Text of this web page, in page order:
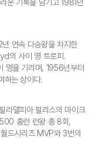
운 기록을 남기고 1981년
연속 다승왕을 차지한
의 사이 영 트로피.
영을 기리며, 1956년부터
하는 상이다.
라델피아 필리스의 마이크
홈런 런왕 총 8회,
드시리즈 MVP와 3번의